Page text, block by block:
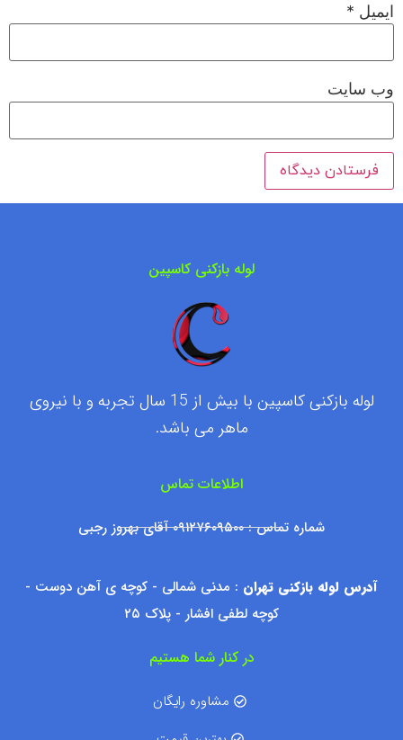
ایمیل *
وب‌ سایت
لوله بازکنی کاسپین
لوله بازکنی کاسپین با بیش از 15 سال تجربه و با نیروی
ماهر می باشد.
اطلاعات تماس
شماره تماس : ۰۹۱۲۷۶۰۹۵۰۰ آقای بهروز رجبی
آدرس لوله بازکنی تهران : مدنی شمالی - کوچه ی آهن دوست -
کوچه لطفی افشار - پلاک ۲۵
در کنار شما هستیم
مشاوره رایگان